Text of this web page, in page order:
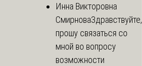
Инна Викторовна
СмирноваЗдравствуйте,
прошу связаться со
мной во вопросу
возможности